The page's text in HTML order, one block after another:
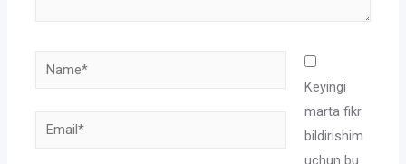
Name*
Email*
Keyingi
marta fikr
bildirishim
uchun bu